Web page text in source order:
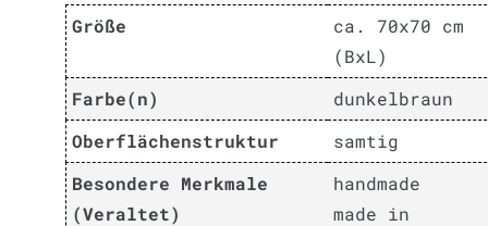
Größe
ca. 70x70 cm
(BxL)
Farbe(n)
dunkelbraun
Oberflächenstruktur
samtig
Besondere Merkmale
(Veraltet)
handmade
made in